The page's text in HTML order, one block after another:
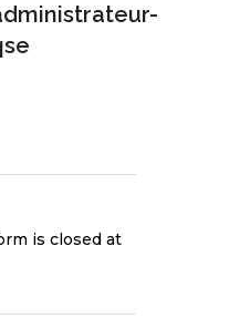
is closed at